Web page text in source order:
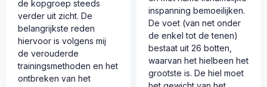
de kopgroep steeds
verder uit zicht. De
belangrijkste reden
hiervoor is volgens mij
de verouderde
trainingsmethoden en het
ontbreken van het
inspanning bemoeilijken.
De voet (van net onder
de enkel tot de tenen)
bestaat uit 26 botten,
waarvan het hielbeen het
grootste is. De hiel moet